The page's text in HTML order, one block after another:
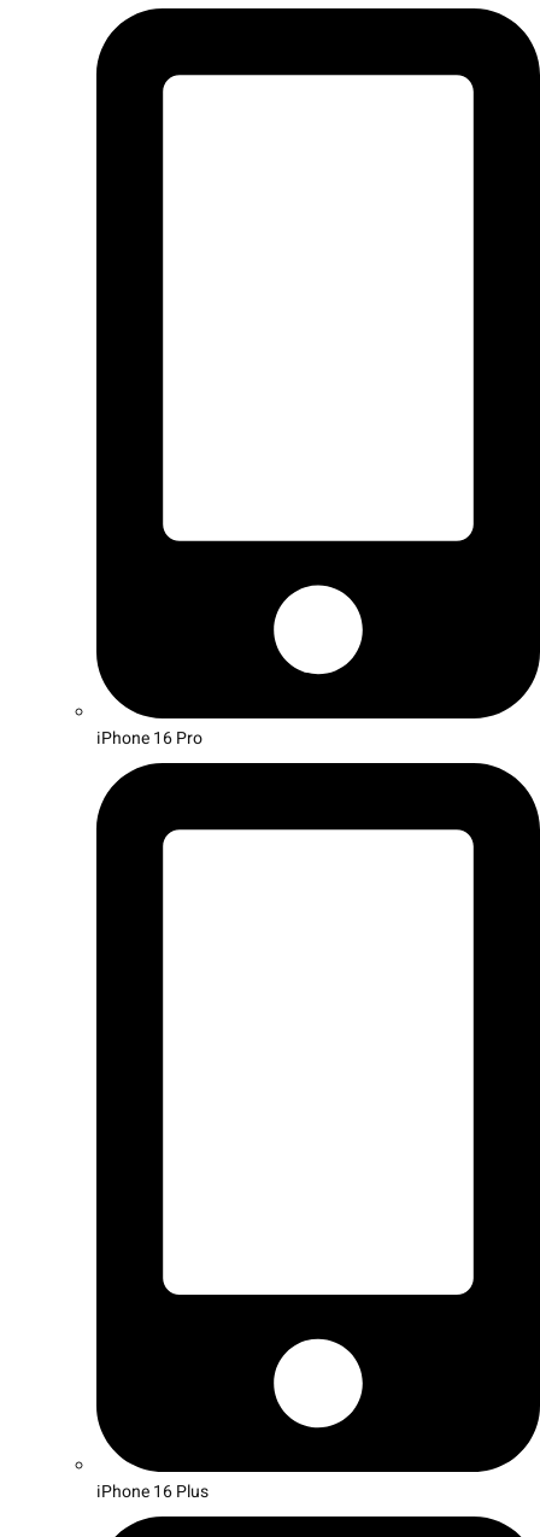
iPhone 16 Pro
iPhone 16 Plus